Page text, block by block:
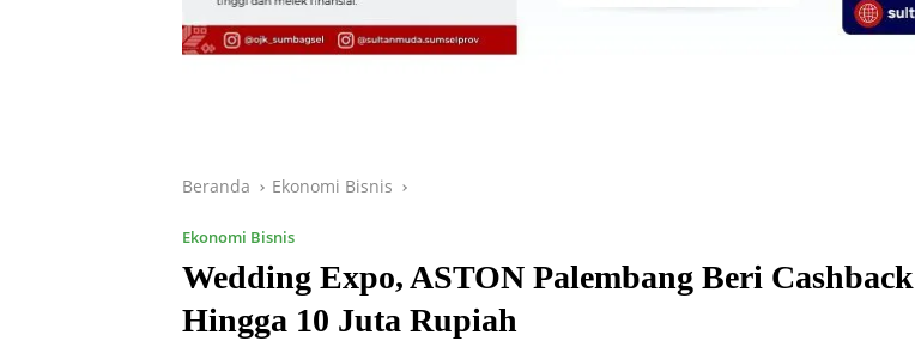
Beranda Ekonomi Bisnis
Ekonomi Bisnis
Wedding Expo, ASTON Palembang Beri Cashback
Hingga 10 Juta Rupiah